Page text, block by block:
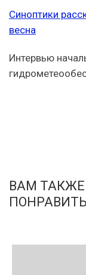
Синоптики
весна
Интервью
ВАМ